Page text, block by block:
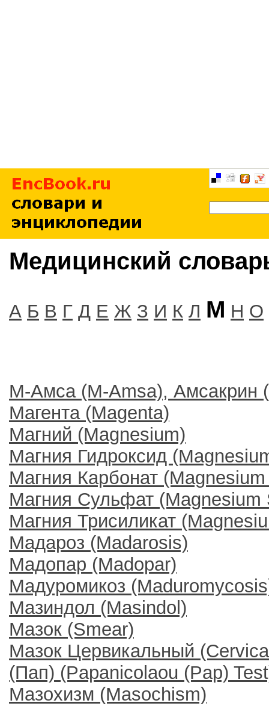
Медицинский
А Б В Г Д Е Ж З И К Л М Н О
М-Амса (M-Amsa), Амсакрин
Магента (Magenta)
Магний (Magnesium)
Магния Гидроксид
Магния Карбонат
Магния Сульфат (Magnesium
Магния Трисиликат
Мадароз (Madarosis)
Мадопар (Madopar)
Мадуромикоз
Мазиндол (Masindol)
Мазок (Smear)
Мазок Цервикальный
(Пап) (Papanicolaou (Pap)
Мазохизм (Masochism)